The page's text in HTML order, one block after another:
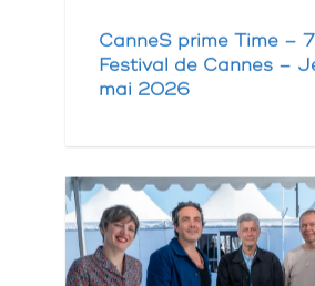
CanneS prime Time –
Festival de Cannes –
mai 2026